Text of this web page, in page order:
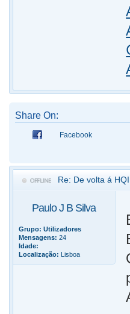
Share On:
Facebook
Re: De volta á HQI
Paulo J B Silva
Grupo: Utilizadores
Mensagens: 24
Idade:
Localização: Lisboa